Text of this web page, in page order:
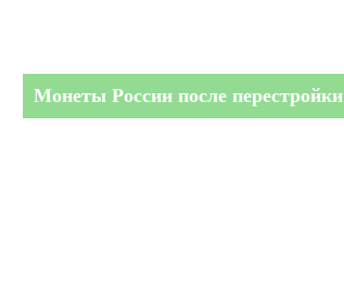
Монеты России после перестройки